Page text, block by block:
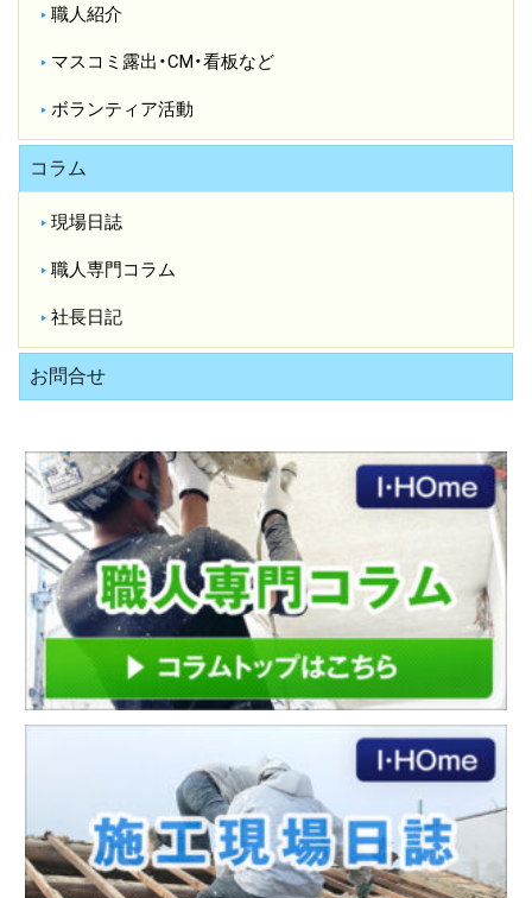
職人紹介
マスコミ露出・CM・看板など
ボランティア活動
コラム
現場日誌
職人専門コラム
社長日記
お問合せ